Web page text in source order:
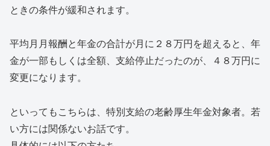
ときの条件が緩和されます。
平均月月報酬と年金の合計が月に２８万円を超えると、年
金が一部もしくは全額、支給停止だったのが、４８万円に
変更になります。
といってもこちらは、特別支給の老齢厚生年金対象者。若
い方には関係ないお話です。